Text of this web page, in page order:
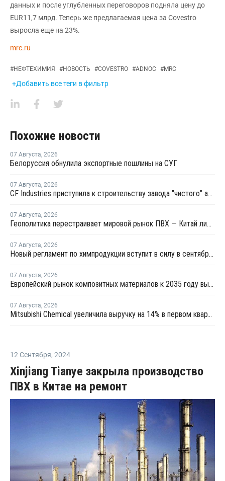
данных и после углубленных переговоров подняла цену до
EUR11,7 млрд. Теперь же предлагаемая цена за Covestro
выросла еще на 23%.
mrc.ru
#НЕФТЕХИМИЯ #НОВОСТЬ #COVESTRO #ADNOC #MRC
+Добавить все теги в фильтр
Похожие новости
07 Августа, 2026
Белоруссия обнулила экспортные пошлины на СУГ
07 Августа, 2026
CF Industries приступила к строительству завода "чистого" аммиака за USD4 миллиарда
07 Августа, 2026
Геополитика перестраивает мировой рынок ПВХ — Китай лидирует в экспорте
07 Августа, 2026
Новый регламент по химпродукции вступит в силу в сентябре 2027 года
07 Августа, 2026
Европейский рынок композитных материалов к 2035 году вырастет до USD47,5 млрд
07 Августа, 2026
Mitsubishi Chemical увеличила выручку на 14% в первом квартале японского финансового года
12 Сентября, 2024
Xinjiang Tianye закрыла производство
ПВХ в Китае на ремонт